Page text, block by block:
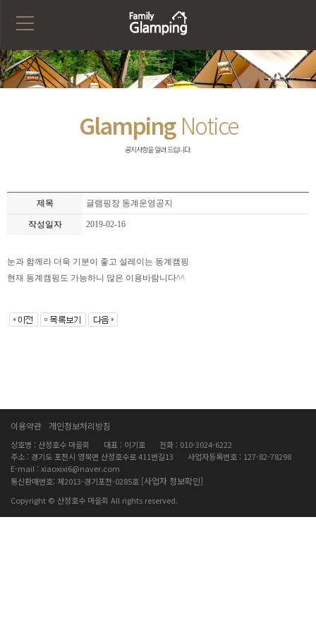
GlampingNotice
공지사항을 알려 드립니다.
제목 글램핑장 동계운영공지
작성일자 2019-02-16
눈과 함께라 더욱 기분이 좋고 설레이는 동계캠핑
현재 동계캠핑도 가능하니 많은 이용바람니다^^
이용약관 개인정보처리방침
상호명 : 산정호수 마을회 대표 : 이기호
전화 : 010-3024-6222
주소 : 경기도 포천시 영북면 산정호수로 411번길13
사업자등록번호 : 127-82-78298
E-mail : xiaoxixi6@naver.com
통신판매번호: 제2013-경기포천-0285호 [사업자 정보확인]
Copyright © 산정호수 마을회 All rights reserved.